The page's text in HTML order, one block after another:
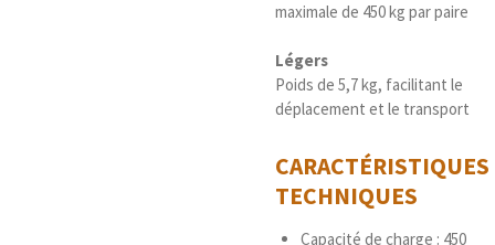
maximale de 450 kg par paire
Légers
Poids de 5,7 kg, facilitant le
déplacement et le transport
CARACTÉRISTIQUES
TECHNIQUES
Capacité de charge : 450